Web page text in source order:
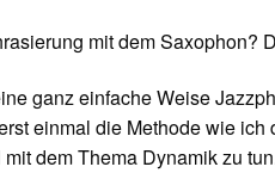
mit dem Saxophon?
ganz einfache Weise
einmal die Methode wie
dem Thema Dynamik zu